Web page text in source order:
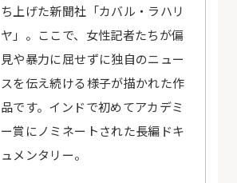
ち上げた新聞社「カバル・ラハリ
ヤ」。ここで、女性記者たちが偏
見や暴力に屈せずに独自のニュー
スを伝え続ける様子が描かれた作
品です。 インドで初めてアカデミ
ー賞にノミネートされた長編ドキ
ュメンタリー。